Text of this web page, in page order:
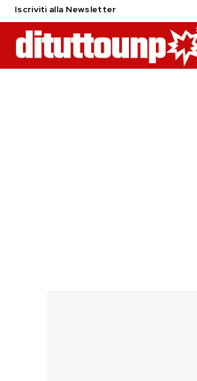
Iscriviti alla Newsletter